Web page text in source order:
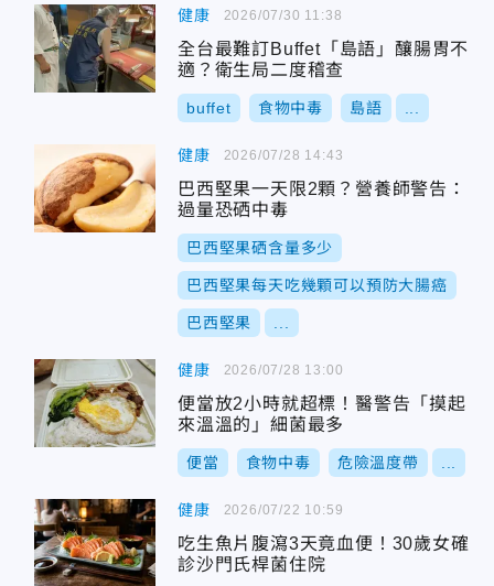
健康
全台最難訂Buffet「島語」釀腸胃不
適？衛生局二度稽查
buffet 食物中毒 島語
2026/07/30 11:38
健康
巴西堅果一天限2顆？營養師警告：
過量恐硒中毒
巴西堅果硒含量多少
巴西堅果每天吃幾顆可以預防大腸癌
巴西堅果
2026/07/28 14:43
健康
便當放2小時就超標！醫警告「摸起
來溫溫的」細菌最多
便當 食物中毒 危險溫度帶
2026/07/28 13:00
健康
吃生魚片腹瀉3天竟血便！30歲女確
診沙門氏桿菌住院
2026/07/22 10:59